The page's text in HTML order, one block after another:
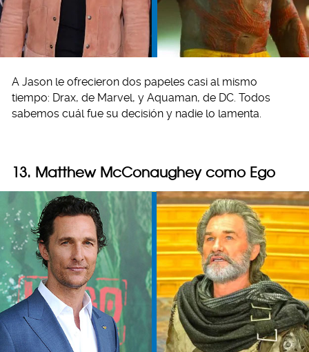
A Jason le ofrecieron dos papeles casi al mismo
tiempo: Drax, de Marvel, y Aquaman, de DC. Todos
sabemos cuál fue su decisión y nadie lo lamenta.
13. Matthew McConaughey como Ego